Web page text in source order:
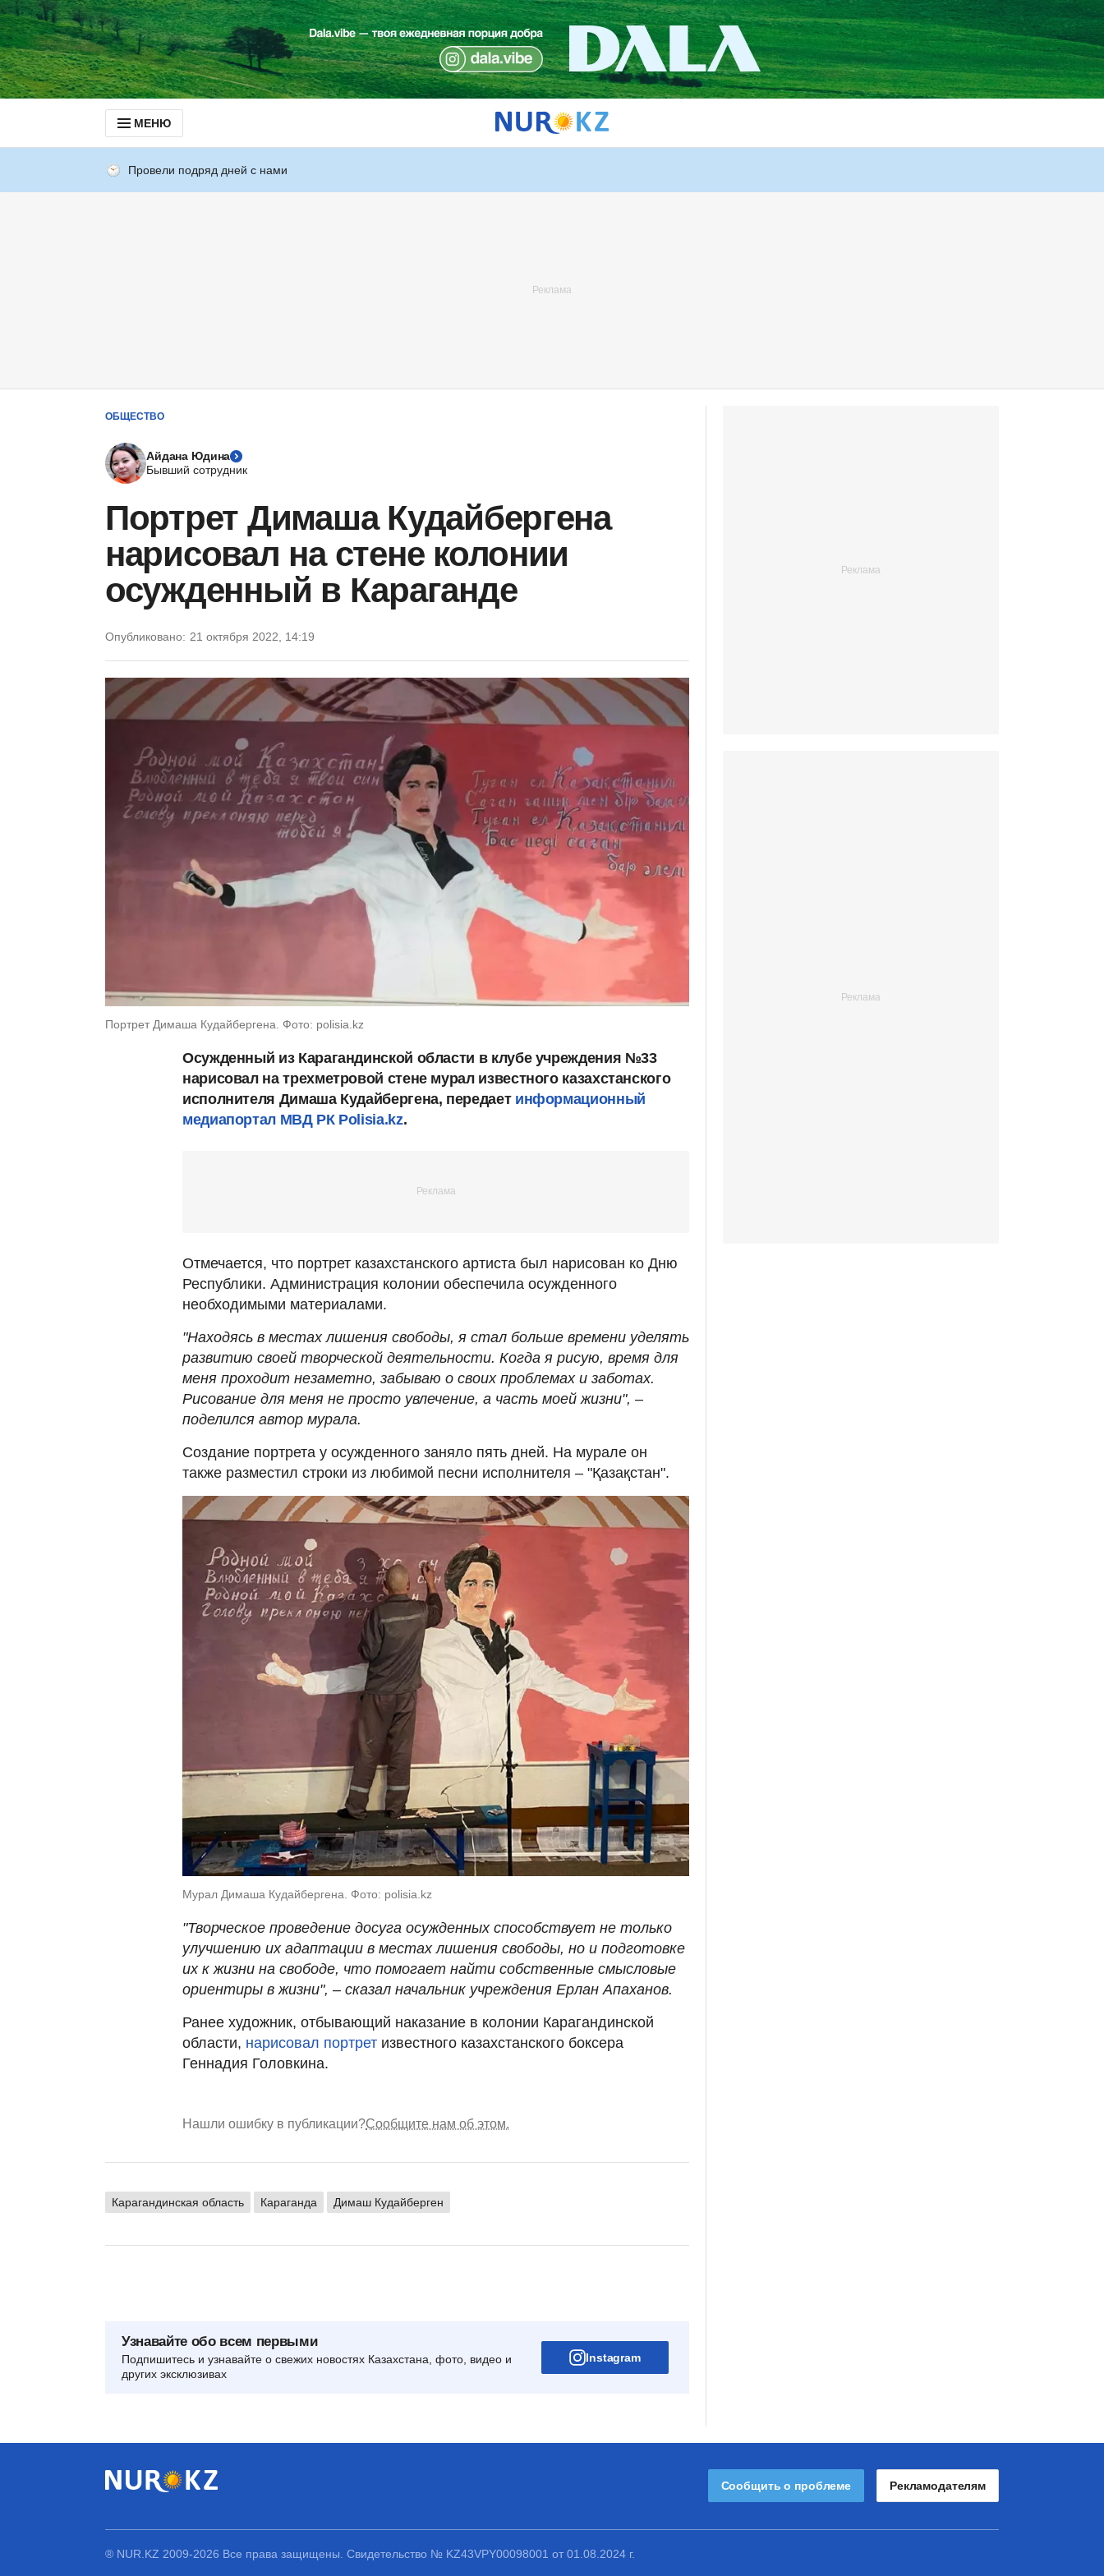
МЕНЮ
Провели подряд дней с нами
ОБЩЕСТВО
Айдана Юдина
Бывший сотрудник
Портрет Димаша Кудайбергена
нарисовал на стене колонии
осужденный в Караганде
Опубликовано: 21 октября 2022, 14:19
Портрет Димаша Кудайбергена. Фото: polisia.kz
Осужденный из Карагандинской области в клубе учреждения №33
нарисовал на трехметровой стене мурал известного казахстанского
исполнителя Димаша Кудайбергена, передает информационный
медиапортал МВД РК Polisia.kz.
Отмечается, что портрет казахстанского артиста был нарисован ко Дню
Республики. Администрация колонии обеспечила осужденного
необходимыми материалами.
"Находясь в местах лишения свободы, я стал больше времени уделять
развитию своей творческой деятельности. Когда я рисую, время для
меня проходит незаметно, забываю о своих проблемах и заботах.
Рисование для меня не просто увлечение, а часть моей жизни", –
поделился автор мурала.
Создание портрета у осужденного заняло пять дней. На мурале он
также разместил строки из любимой песни исполнителя – "Қазақстан".
Мурал Димаша Кудайбергена. Фото: polisia.kz
"Творческое проведение досуга осужденных способствует не только
улучшению их адаптации в местах лишения свободы, но и подготовке
их к жизни на свободе, что помогает найти собственные смысловые
ориентиры в жизни", – сказал начальник учреждения Ерлан Апаханов.
Ранее художник, отбывающий наказание в колонии Карагандинской
области, нарисовал портрет известного казахстанского боксера
Геннадия Головкина.
Нашли ошибку в публикации?Сообщите нам об этом.
Карагандинская область Караганда Димаш Кудайберген
Узнавайте обо всем первыми
Подпишитесь и узнавайте о свежих новостях Казахстана, фото, видео и
других эксклюзивах
Instagram
Сообщить о проблеме Рекламодателям
® NUR.KZ 2009-2026 Все права защищены. Свидетельство № KZ43VPY00098001 от 01.08.2024 г.